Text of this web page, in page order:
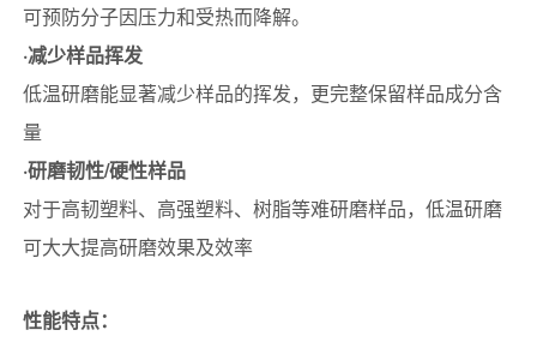
可预防分子因压力和受热而降解。
·减少样品挥发
低温研磨能显著减少样品的挥发，更完整保留样品成分含
量
·研磨韧性/硬性样品
对于高韧塑料、高强塑料、树脂等难研磨样品，低温研磨
可大大提高研磨效果及效率
性能特点：